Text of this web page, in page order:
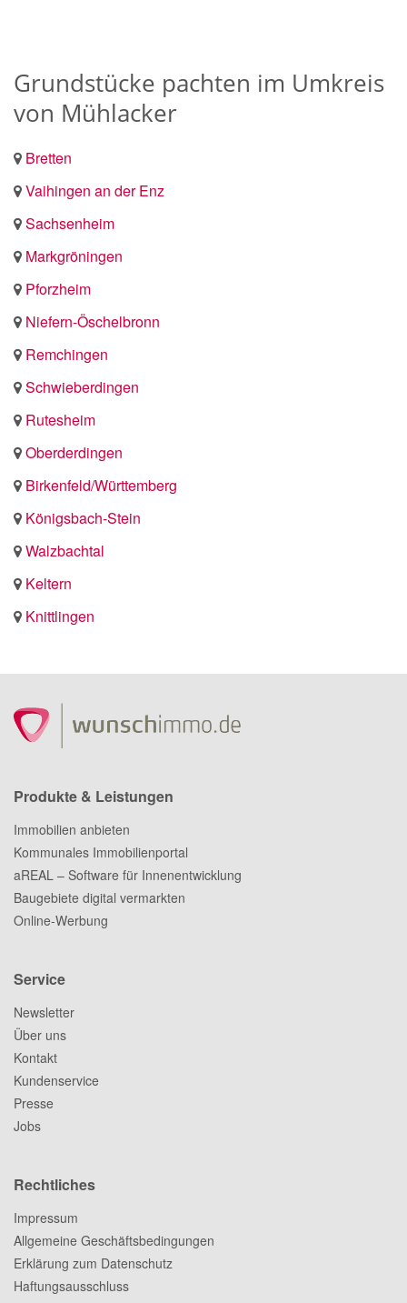
Grundstücke pachten im Umkreis
von Mühlacker
Bretten
Vaihingen an der Enz
Sachsenheim
Markgröningen
Pforzheim
Niefern-Öschelbronn
Remchingen
Schwieberdingen
Rutesheim
Oberderdingen
Birkenfeld/Württemberg
Königsbach-Stein
Walzbachtal
Keltern
Knittlingen
Produkte & Leistungen
Immobilien anbieten
Kommunales Immobilienportal
aREAL – Software für Innenentwicklung
Baugebiete digital vermarkten
Online-Werbung
Service
Newsletter
Über uns
Kontakt
Kundenservice
Presse
Jobs
Rechtliches
Impressum
Allgemeine Geschäftsbedingungen
Erklärung zum Datenschutz
Haftungsausschluss